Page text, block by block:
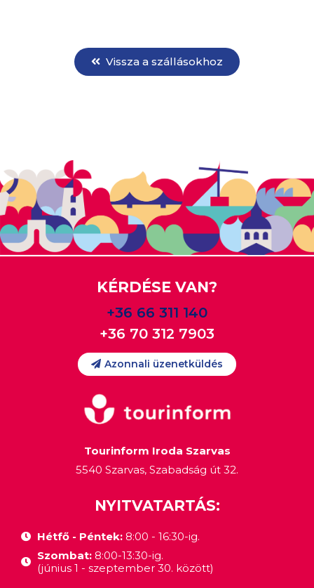
Vissza a szállásokhoz
KÉRDÉSE VAN?
+36 66 311 140
+36 70 312 7903
Azonnali üzenetküldés
Tourinform Iroda Szarvas
5540 Szarvas, Szabadság út 32.
NYITVATARTÁS:
Hétfő - Péntek:8:00 - 16:30-ig.
Szombat: 8:00-13:30-ig.
(június 1 - szeptember 30. között)